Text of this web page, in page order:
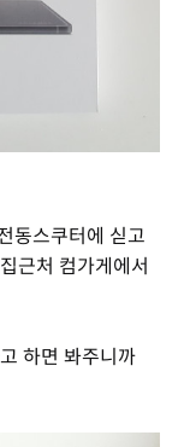
동스쿠터에 싣고
근처 컴가게에서
하면 봐주니까